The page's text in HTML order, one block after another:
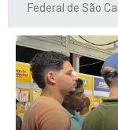
Federal de São